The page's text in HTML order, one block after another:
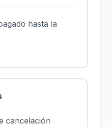
hasta la
cancelación